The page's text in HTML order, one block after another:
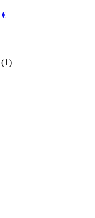
€
(1)